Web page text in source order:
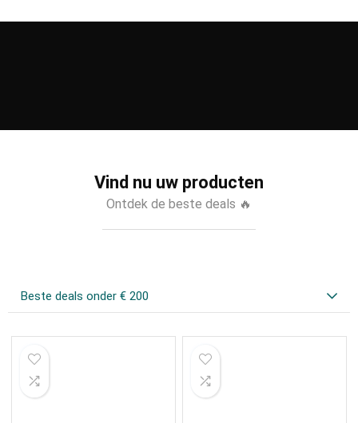
Vind nu uw producten
Ontdek de beste deals 🔥
Beste deals onder € 200